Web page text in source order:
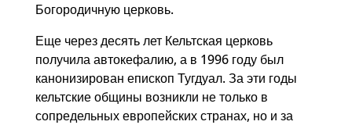
Богородичную церковь.
Еще через десять лет Кельтская церковь
получила автокефалию, а в 1996 году был
канонизирован епископ Тугдуал. За эти годы
кельтские общины возникли не только в
сопредельных европейских странах, но и за